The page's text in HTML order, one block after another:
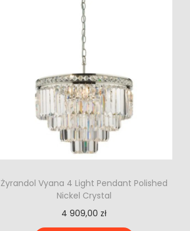
Żyrandol Vyana 4 Light Pendant Polished
Nickel Crystal
4 909,00 zł